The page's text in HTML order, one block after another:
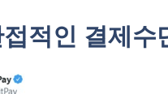
적인 결제수